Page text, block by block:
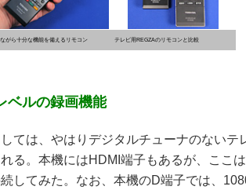
がら十分な機能を備えるリモコン テレビ用REGZAのリモコンと比較
ベルの録画機能
ては、やはりデジタルチューナのないテ
る。本機にはHDMI端子もあるが、ここ
してみた。なお、本機のD端子では、